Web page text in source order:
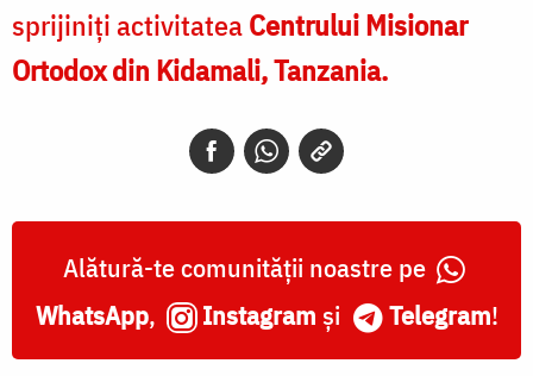
sprijiniți activitateaCentrului Misionar
Ortodox din Kidamali, Tanzania.
Alătură-te comunității noastre pe
WhatsApp, Instagram și Telegram!